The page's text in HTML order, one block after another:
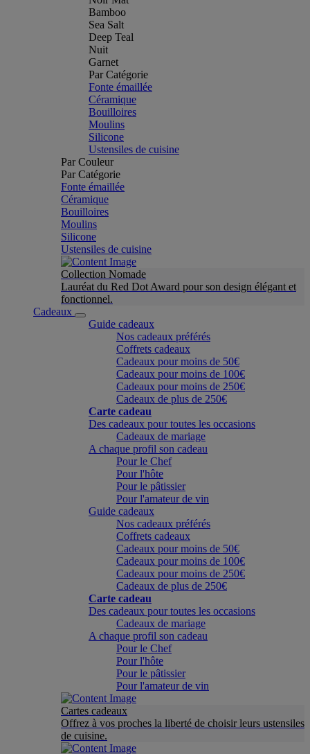
Bamboo
Sea Salt
Deep Teal
Nuit
Garnet
Par Catégorie
Fonte émaillée
Céramique
Bouilloires
Moulins
Silicone
Ustensiles de cuisine
Par Couleur
Par Catégorie
Fonte émaillée
Céramique
Bouilloires
Moulins
Silicone
Ustensiles de cuisine
Collection Nomade
Lauréat du Red Dot Award pour son design élégant et
fonctionnel.
Cadeaux
Guide cadeaux
Nos cadeaux préférés
Coffrets cadeaux
Cadeaux pour moins de 50€
Cadeaux pour moins de 100€
Cadeaux pour moins de 250€
Cadeaux de plus de 250€
Carte cadeau
Des cadeaux pour toutes les occasions
Cadeaux de mariage
A chaque profil son cadeau
Pour le Chef
Pour l'hôte
Pour le pâtissier
Pour l'amateur de vin
Guide cadeaux
Nos cadeaux préférés
Coffrets cadeaux
Cadeaux pour moins de 50€
Cadeaux pour moins de 100€
Cadeaux pour moins de 250€
Cadeaux de plus de 250€
Carte cadeau
Des cadeaux pour toutes les occasions
Cadeaux de mariage
A chaque profil son cadeau
Pour le Chef
Pour l'hôte
Pour le pâtissier
Pour l'amateur de vin
Cartes cadeaux
Offrez à vos proches la liberté de choisir leurs ustensiles
de cuisine.